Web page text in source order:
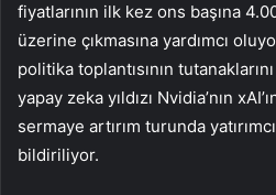
fiyatlarının ilk kez ons başına
üzerine çıkmasına yardımcı
politika toplantısının
yapay zeka yıldızı Nvidia’nın
sermaye artırım turunda
bildiriliyor.